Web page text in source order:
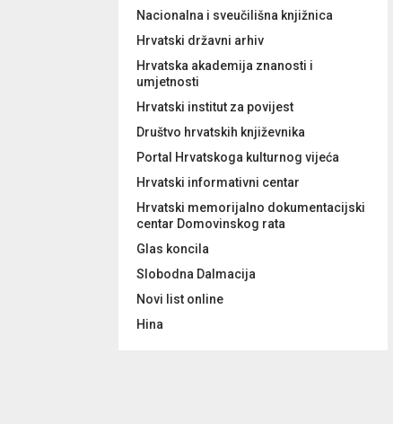
Nacionalna i sveučilišna knjižnica
Hrvatski državni arhiv
Hrvatska akademija znanosti i
umjetnosti
Hrvatski institut za povijest
Društvo hrvatskih književnika
Portal Hrvatskoga kulturnog vijeća
Hrvatski informativni centar
Hrvatski memorijalno dokumentacijski
centar Domovinskog rata
Glas koncila
Slobodna Dalmacija
Novi list online
Hina